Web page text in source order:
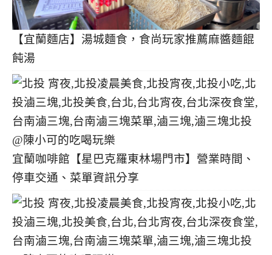
【宜蘭麵店】湯城麵食，食尚玩家推薦麻醬麵餛
飩湯
宜蘭咖啡館【星巴克羅東林場門市】營業時間、
停車交通、菜單資訊分享